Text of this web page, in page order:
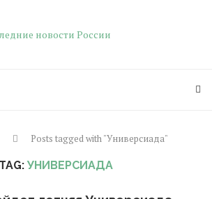
Posts tagged with "Универсиада"
TAG: УНИВЕРСИАДА